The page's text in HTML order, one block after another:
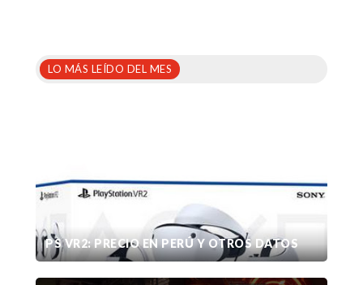
LO MÁS LEÍDO DEL MES
PS VR2: PRECIO EN PERÚ Y OTROS DATOS